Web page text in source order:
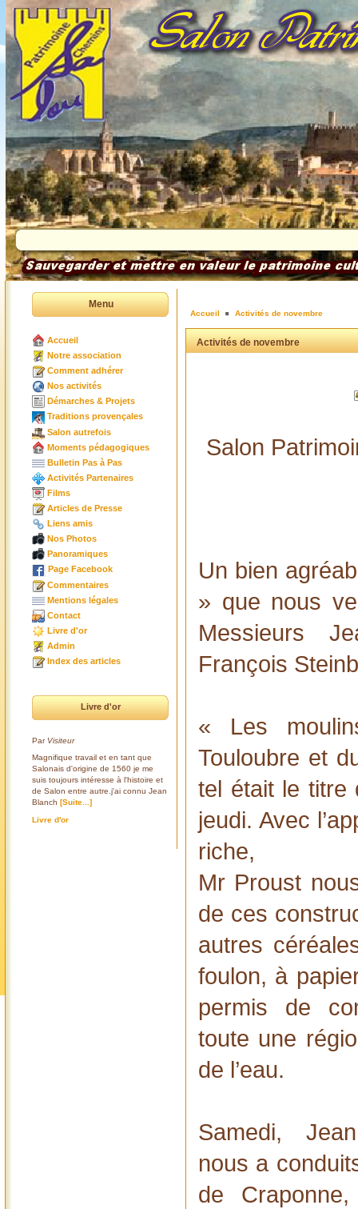
Menu
Accueil
Notre association
Comment adhérer
Nos activités
Démarches & Projets
Traditions provençales
Salon autrefois
Moments pédagogiques
Bulletin Pas à Pas
Activités Partenaires
Films
Articles de Presse
Liens amis
Nos Photos
Panoramiques
Page Facebook
Commentaires
Mentions légales
Contact
Livre d'or
Admin
Index des articles
Livre d'or
Par Visiteur
Magnifique travail et en tant que
Salonais d'origine de 1560 je me
suis toujours intéresse à l'histoire et
de Salon entre autre.j'ai connu Jean
Blanch [Suite...]
Livre d'or
Accueil Activités de novembre
Activités de novembre
Salon
Un bien
» que nous
Messieurs
François
« Les
Touloubre et
tel était le titre
jeudi. Avec
riche,
Mr Proust
de ces
autres
foulon, à
permis de
toute une
de l’eau.
Samedi,
nous a
de